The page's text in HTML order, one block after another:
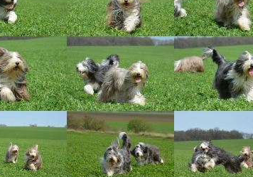
Vrh „G“
Vrh „F“
Vrh „E“
Vrh „D“
Vrh „C“